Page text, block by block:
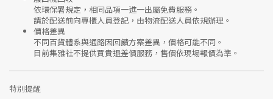
依環保署規定，相同品項一進一出屬免費服務。
請於配送前向專櫃人員登記，由物流配送人員依規辦理。
價格差異
不同百貨體系與通路因回饋方案差異，價格可能不同。
目前集雅社不提供買貴退差價服務 ，售價依現場報價為準。
特別提醒